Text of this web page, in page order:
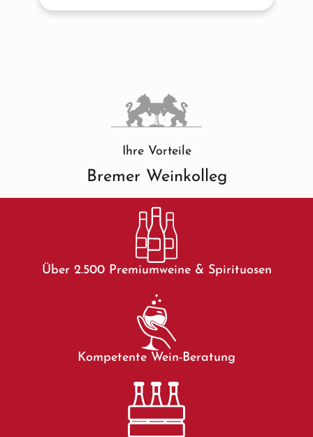
Ihre Vorteile
Bremer Weinkolleg
Über 2.500 Premiumweine & Spirituosen
Kompetente Wein-Beratung